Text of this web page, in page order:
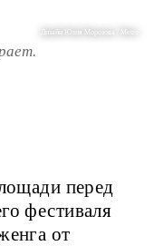
Дизайн Юлия Морозова / Metro
перед
фестиваля
от